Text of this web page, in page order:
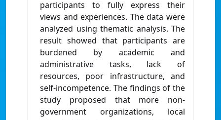
participants to fully express their
views and experiences. The data were
analyzed using thematic analysis. The
result showed that participants are
burdened by academic and
administrative tasks, lack of
resources, poor infrastructure, and
self-incompetence. The findings of the
study proposed that more non-
government organizations, local